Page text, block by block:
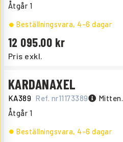
Åtgår 1
Pris exkl.
12 095.00
Beställningsvara, 4-6 dagar
KARDANAXEL
KA389 Ref. nr11173389 Mitten.
Åtgår 1
Beställningsvara, 4-6 dagar